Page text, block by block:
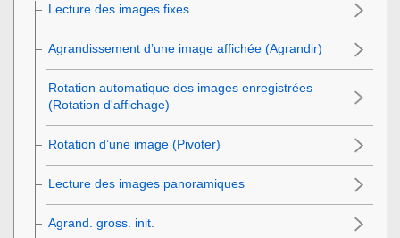
Lecture des images fixes
Agrandissement d’une image affichée (Agrandir)
Rotation automatique des images enregistrées
(Rotation d'affichage)
Rotation d’une image (Pivoter)
Lecture des images panoramiques
Agrand. gross. init.